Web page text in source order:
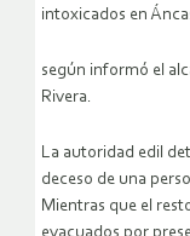
intoxicados en
según informó el
Rivera.
La autoridad edil
deceso de una
Mientras que el